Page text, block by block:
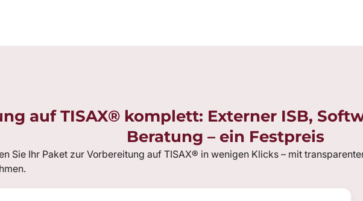
auf TISAX® komplett: Externer ISB,
Beratung – ein Festpreis
Sie Ihr Paket zur Vorbereitung auf TISAX® in wenigen Klicks – mit